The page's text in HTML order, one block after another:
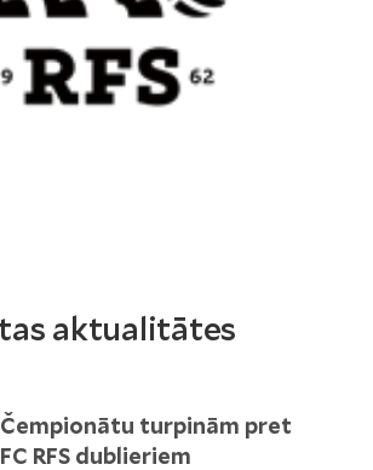
aktualitātes
Čempionātu turpinām pret
FC RFS dublieriem